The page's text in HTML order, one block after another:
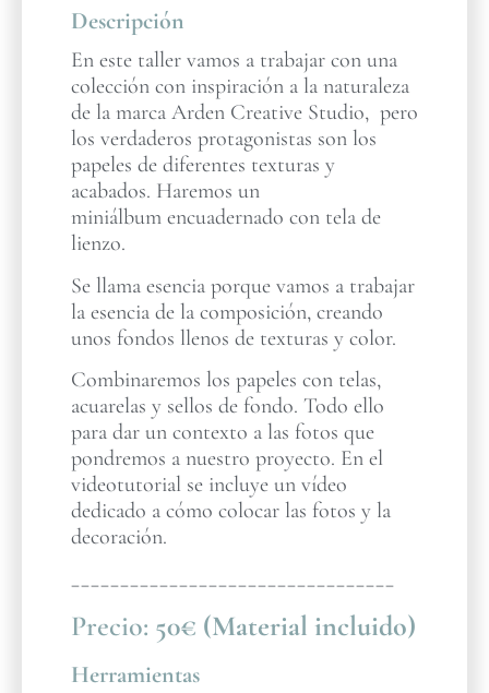
Descripción
En este taller vamos a trabajar con una
colección con inspiración a la naturaleza
de la marca Arden Creative Studio, pero
los verdaderos protagonistas son los
papeles de diferentes texturas y
acabados. Haremos un
miniálbum encuadernado con tela de
lienzo.
Se llama esencia porque vamos a trabajar
la esencia de la composición, creando
unos fondos llenos de texturas y color.
Combinaremos los papeles con telas,
acuarelas y sellos de fondo. Todo ello
para dar un contexto a las fotos que
pondremos a nuestro proyecto. En el
videotutorial se incluye un vídeo
dedicado a cómo colocar las fotos y la
decoración.
_________________________________
Precio: 50€ (Material incluido)
Herramientas